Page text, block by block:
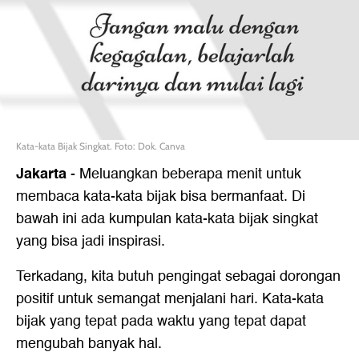
Kata-kata Bijak Singkat. Foto: Dok. Canva
Jakarta- Meluangkan beberapa menit untuk
membaca kata-kata bijak bisa bermanfaat. Di
bawah ini ada kumpulan kata-kata bijak singkat
yang bisa jadi inspirasi.
Terkadang, kita butuh pengingat sebagai dorongan
positif untuk semangat menjalani hari. Kata-kata
bijak yang tepat pada waktu yang tepat dapat
mengubah banyak hal.